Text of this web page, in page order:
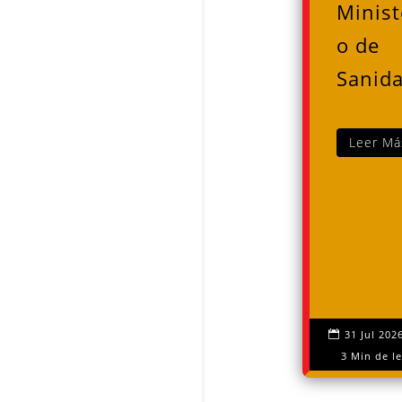
o de
Leer
 31 Jul
3 Min de